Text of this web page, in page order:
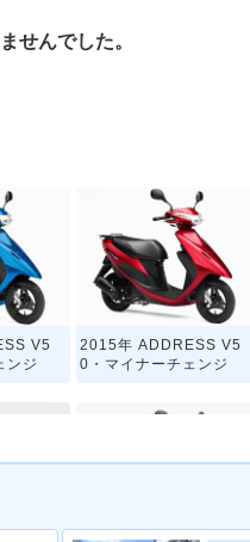
せんでした。
V5
ンジ
2015年 ADDRESS V5
0・マイナーチェンジ